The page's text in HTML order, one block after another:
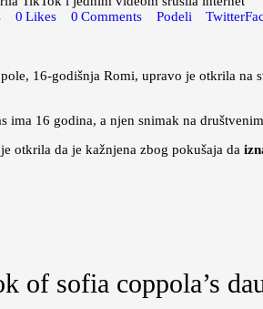
0 Likes 0 Comments Podeli Twitter
16-godišnja Romi, upravo je otkrila na
ima 16 godina, a njen snimak na
otkrila da je kažnjena zbog pokušaja da
of sofia coppola’s